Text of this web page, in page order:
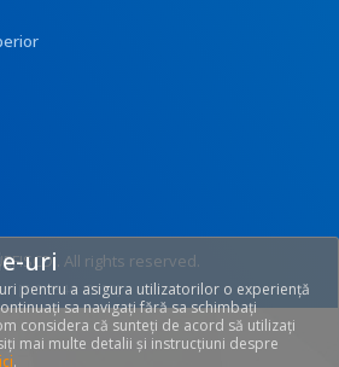
All rights reserved.
[T: 0.2544, O: 92]
uri
pentru a asigura utilizatorilor o experiență
sa navigați fără sa schimbați
considera că sunteți de acord să utilizați
mai multe detalii și instrucțiuni despre
.